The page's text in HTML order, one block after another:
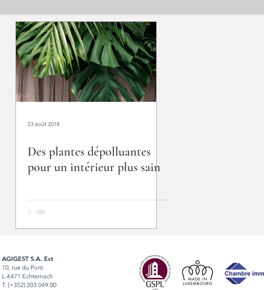
23 août 2018
Des plantes dépolluantes
pour un intérieur plus sain
AGIGEST S.A. Est
10, rue du Pont
L-6471 Echternach
T. (+352) 203 049 00